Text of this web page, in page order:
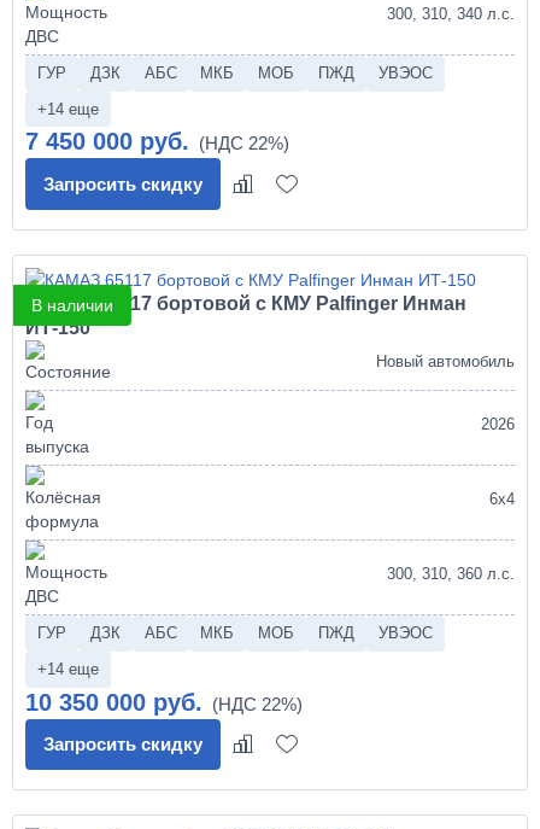
300, 310, 340 л.с.
ГУР ДЗК АБС МКБ МОБ ПЖД
УВЭОС
+14 еще
7 450 000 руб.
Запросить скидку
В наличии
КАМАЗ 65117 бортовой с КМУ Palfinger Инман
ИТ-150
Новый автомобиль
2026
6х4
300, 310, 360 л.с.
ГУР ДЗК АБС МКБ МОБ ПЖД
УВЭОС
+14 еще
10 350 000 руб.
Запросить скидку